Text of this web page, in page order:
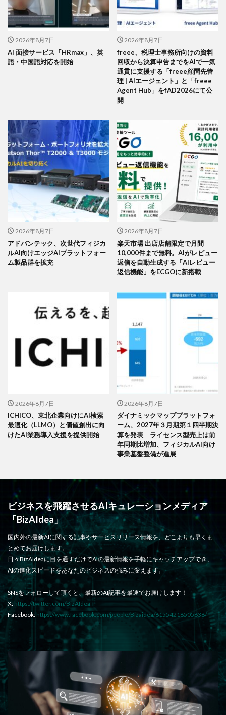
2026年8月7日
AI 面接サービス「HRmax」、英
語・中国語対応を開始
2026年8月7日
freee、税理士事務所向けの資料
回収から決算申告までをAIで一気
通貫に支援する「freee顧問先管
理 | AIエージェント」と「freee
Agent Hub」をfAD2026にて公
開
2026年8月7日
アドバンテック、次世代フィジカ
ルAI向けエッジAIプラットフォー
ム製品群を拡充
2026年8月7日
楽天市場 出店店舗限定で月間
10,000件まで無料。AIがレビュー
返信を自動生成する「AIレビュー
返信機能」をECGOに新搭載
2026年8月7日
ICHICO、東北企業向けにAI検索
最適化（LLMO）と価値創出に向
けたAI業務導入支援を提供開始
2026年8月7日
ダイナミックマッププラットフォ
ーム、2027年３月期第１四半期決
算を発表 ライセンス型売上は前
年同期比増加、フィジカルAI向け
事業基盤整備が進展
ビジネスを飛躍させるAIキュレーションメディア
「BizAIdea」
国内外の最新AIに関する記事やサービスリリース情報を、どこよりも早くま
とめてお届けします。
日々BizAIdeaに目を通すだけでAIの最新情報を手軽にキャッチアップでき、
AIの進化スピードをあなたのビジネスの強みに変えます。
SNSをフォローして頂くと、最新のAI記事を最速でお届けします！
X: https://twitter.com/BizAIdea
Facebook: https://www.facebook.com/people/Bizaidea/61554218505638/